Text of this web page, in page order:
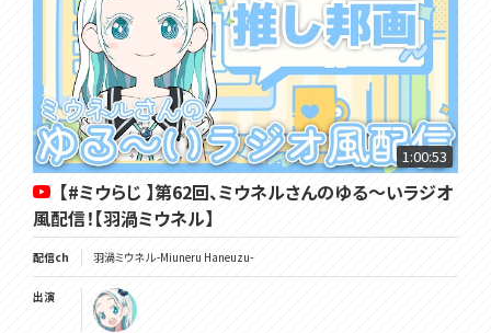
1:00:53
【#ミウらじ 】第62回、ミウネルさんのゆる～いラジオ
風配信！【羽渦ミウネル】
配信ch 羽渦ミウネル -Miuneru Haneuzu-
出演